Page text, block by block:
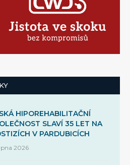
HIPOREHABILITAČNÍ
SLAVÍ 35 LET NA
V PARDUBICÍCH
2026